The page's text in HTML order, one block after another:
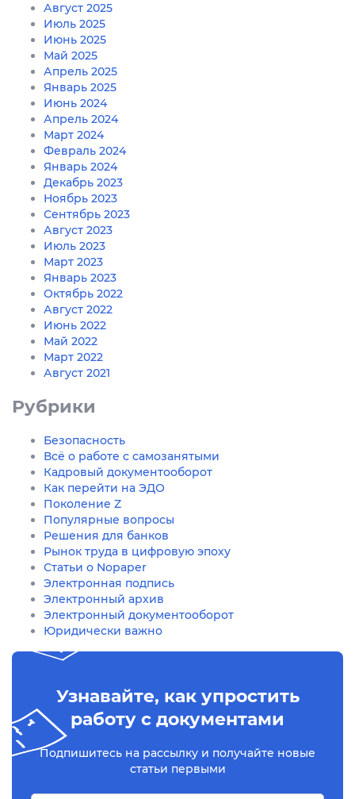
Август 2025
Июль 2025
Июнь 2025
Май 2025
Апрель 2025
Январь 2025
Июнь 2024
Апрель 2024
Март 2024
Февраль 2024
Январь 2024
Декабрь 2023
Ноябрь 2023
Сентябрь 2023
Август 2023
Июль 2023
Март 2023
Январь 2023
Октябрь 2022
Август 2022
Июнь 2022
Май 2022
Март 2022
Август 2021
Рубрики
Безопасность
Всё о работе с самозанятыми
Кадровый документооборот
Как перейти на ЭДО
Поколение Z
Популярные вопросы
Решения для банков
Рынок труда в цифровую эпоху
Статьи о Nopaper
Электронная подпись
Электронный архив
Электронный документооборот
Юридически важно
Узнавайте, как упростить
работу с документами
Подпишитесь на рассылку и получайте новые
статьи первыми